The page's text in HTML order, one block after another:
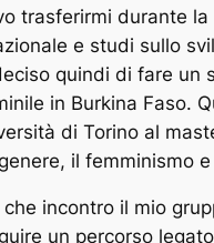
trasferirmi durante
e studi sullo
quindi di fare un
in Burkina Faso.
di Torino al
il femminismo
incontro il mio
un percorso